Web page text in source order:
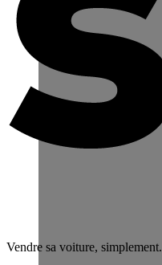
Vendre sa voiture, simplement.